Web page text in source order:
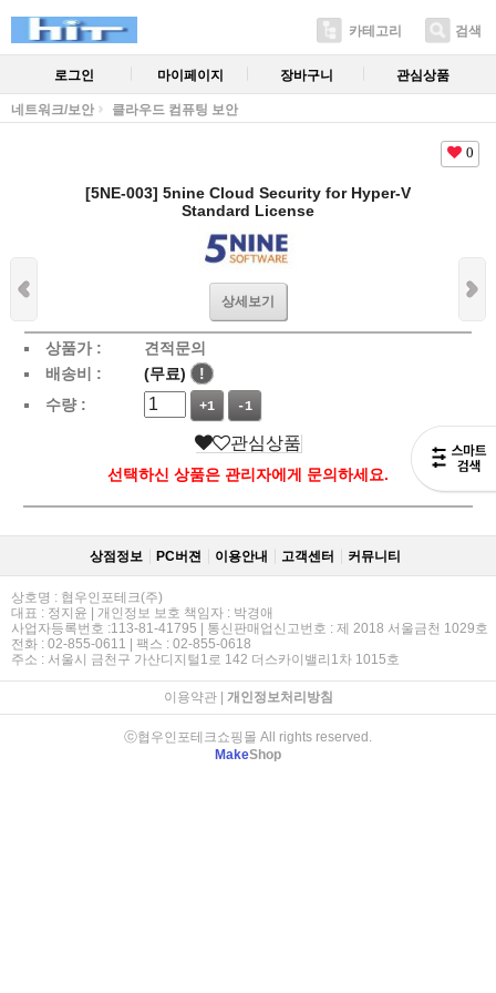
카테고리 검색
로그인 마이페이지 장바구니 관심상품
네트워크/보안 클라우드 컴퓨팅 보안
0
[5NE-003] 5nine Cloud Security for Hyper-V
Standard License
상세보기
상품가 :
견적문의
배송비 :
(무료)
!
수량 :
+1 -1
관심상품
선택하신 상품은 관리자에게 문의하세요.
상점정보 PC버젼 이용안내 고객센터 커뮤니티
상호명 : 협우인포테크(주)
대표 : 정지윤 | 개인정보 보호 책임자 : 박경애
사업자등록번호 :113-81-41795 | 통신판매업신고번호 : 제 2018 서울금천 1029호
전화 : 02-855-0611 | 팩스 : 02-855-0618
주소 : 서울시 금천구 가산디지털1로 142 더스카이밸리1차 1015호
이용약관| 개인정보처리방침
ⓒ협우인포테크쇼핑몰 All rights reserved.
MakeShop